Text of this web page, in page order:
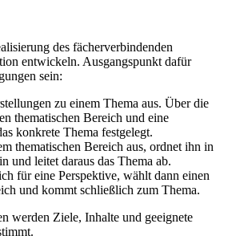
des fächerverbindenden
entwickeln. Ausgangspunkt dafür
sein:
zu einem Thema aus. Über die
thematischen Bereich und eine
konkrete Thema festgelegt.
thematischen Bereich aus, ordnet ihn in
und leitet daraus das Thema ab.
für eine Perspektive, wählt dann einen
und kommt schließlich zum Thema.
werden Ziele, Inhalte und geeignete